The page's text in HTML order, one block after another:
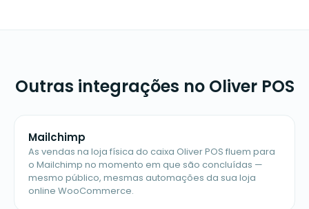
Outras integrações no Oliver POS
Mailchimp
As vendas na loja física do caixa Oliver POS fluem para
o Mailchimp no momento em que são concluídas —
mesmo público, mesmas automações da sua loja
online WooCommerce.